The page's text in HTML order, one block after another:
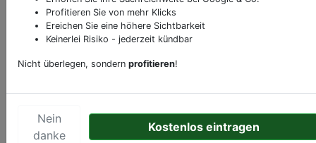
oder andere relevante Informationen hinzufügen?
Klicken Sie bittehierum uns zu kontaktieren.
Gerne erweitern wir Ihren Firmeneintrag um
Ihr Unternehmen anbietet und womit Sie sich von
Profitieren Sie von mehr Klicks
Ereichen Sie eine höhere Sichtbarkeit
Keinerlei Risiko - jederzeit kündbar
Nicht überlegen, sondern profitieren!
Nein
danke
Kostenlos eintragen